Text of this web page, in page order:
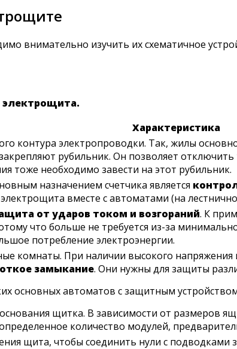
внимательно изучить их схематичное
Характеристика
контура электропроводки. Так, жилы
рубильник. Он позволяет
тоже необходимо завести на этот рубильник.
назначением счетчика является
вместе с автоматами (на
от ударов током и возгораний. К
что больше не требуется из-за
потребление электроэнергии.
комнаты. При наличии высокого
замыкание. Они нужны для защиты
основных автоматов с защитным
щитка. В зависимости от размеров
количество модулей,
щита, чтобы соединить нули с